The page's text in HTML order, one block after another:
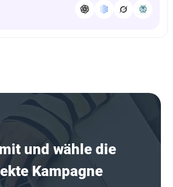
und wähle die
Kampagne